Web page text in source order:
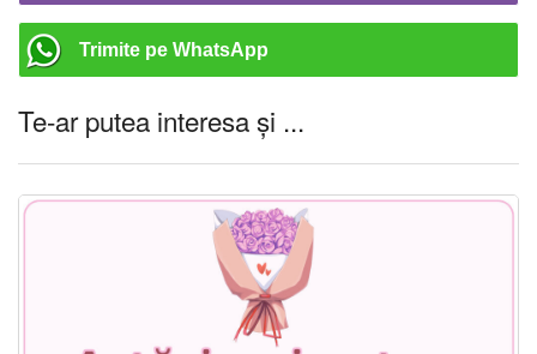
Trimite pe WhatsApp
Te-ar putea interesa și ...